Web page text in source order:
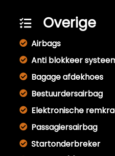
Overige
Airbags
Anti blokkeer
Bagage afdekhoes
Bestuurdersairbag
Elektronische
Passagiersairbag
Startonderbreker